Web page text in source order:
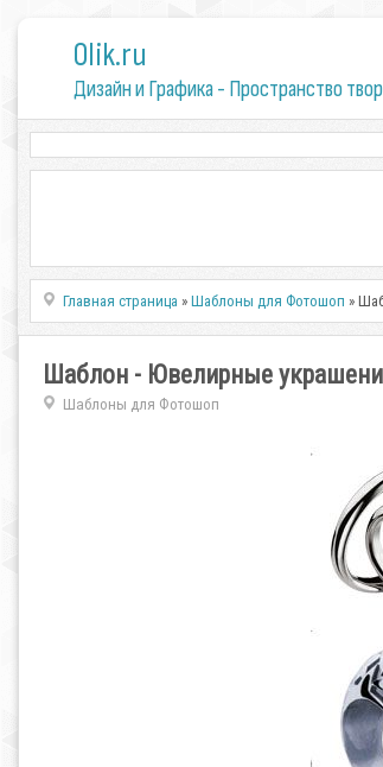
0lik.ru
Дизайн и Графика - Пространство
Главная страница »Шаблоны для Фотошоп »
Шаблон - Ювелирные
Шаблоны для Фотошоп